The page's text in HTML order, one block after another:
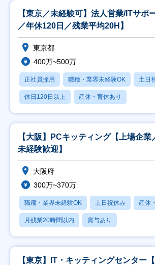
【東京／未経験可】法人営業/ITサポ
／年休120日／残業平均20H】
東京都
400万~500万
正社員採用 職種・業界未経験OK 土日
休日120日以上 産休・育休あり
【大阪】PCキッティング【上場企
未経験歓迎】
大阪府
300万~370万
職種・業界未経験OK 土日祝休み 産休
月残業20時間以内 賞与あり
【東京】IT・キッティングセンター